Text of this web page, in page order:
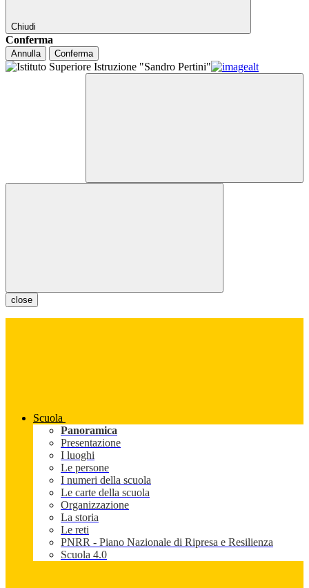
Chiudi
Conferma
Annulla Conferma
close
Scuola
Panoramica
Presentazione
I luoghi
Le persone
I numeri della scuola
Le carte della scuola
Organizzazione
La storia
Le reti
PNRR - Piano Nazionale di Ripresa e Resilienza
Scuola 4.0